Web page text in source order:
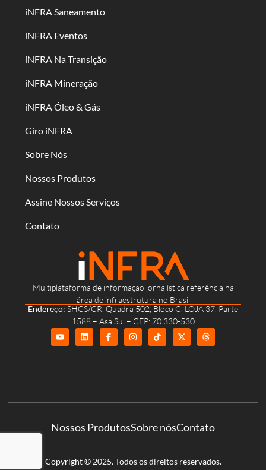
Multiplataforma de informação jornalística referência na
área de infraestrutura no Brasil
Endereço: SHCS/CR, Quadra 502, Bloco C, LOJA 37, Parte
1588 – Asa Sul – CEP: 70.330-530
iNFRA Saneamento
iNFRA Eventos
iNFRA Na Transição
iNFRA Mineração
iNFRA Óleo & Gás
Giro iNFRA
Sobre Nós
Nossos Produtos
Assine Nossos Serviços
Contato
Nossos ProdutosSobre nósContato
Copyright © 2025. Todos os direitos reservados.